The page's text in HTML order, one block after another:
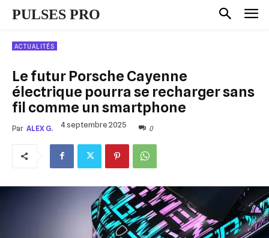
PULSES PRO
ACTUALITÉS
Le futur Porsche Cayenne
électrique pourra se recharger sans
fil comme un smartphone
Par ALEX G. 4 septembre 2025 0